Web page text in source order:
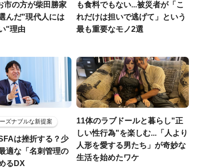
市の方が柴田勝家
んだ"現代人には
"理由
も食料でもない...被災者が「こ
れだけは担いで逃げて」という
最も重要なモノ2選
ズナブルな新提案
は挫折する？少
適な「名刺管理の
るDX
11体のラブドールと暮らし"正
しい性行為"を楽しむ...「人より
人形を愛する男たち」が奇妙な
生活を始めたワケ